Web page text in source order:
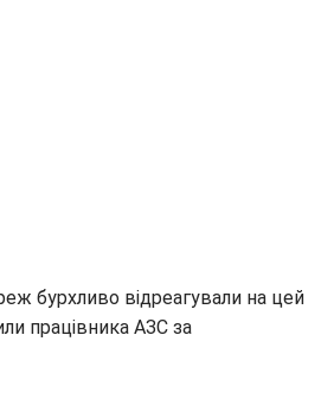
бурхливо відреагували на цей
працівника АЗС за